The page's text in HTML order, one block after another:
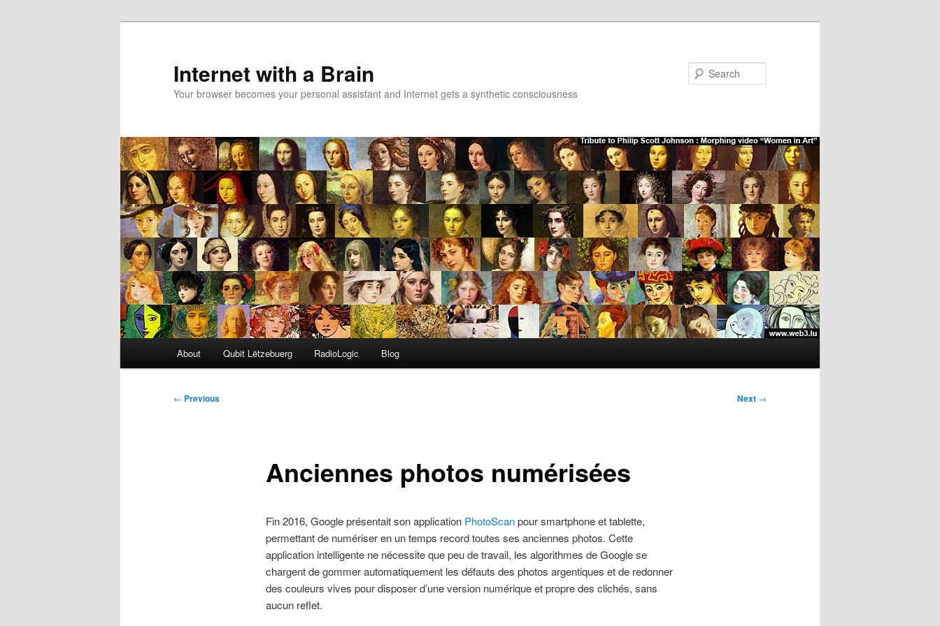
Internet with a Brain
Your browser becomes your personal assistant and Internet gets a synthetic consciousness
About Qubit Lëtzebuerg RadioLogic Blog
Post
← Previous Next →
Anciennes photos numérisées
Fin 2016, Google présentait son application PhotoScanpour smartphone et tablette,
permettant de numériser en un temps record toutes ses anciennes photos. Cette
application intelligente ne nécessite que peu de travail, les algorithmes de Google se
chargent de gommer automatiquement les défauts des photos argentiques et de redonner
des couleurs vives pour disposer d’une version numérique et propre des clichés, sans
aucun reflet.